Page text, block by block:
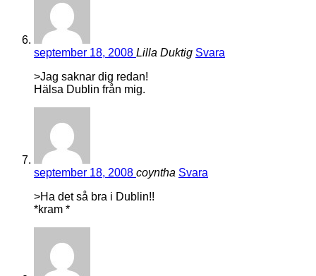
september 18, 2008 Lilla Duktig Svara
>Jag saknar dig redan!
Hälsa Dublin från mig.
september 18, 2008 coyntha Svara
>Ha det så bra i Dublin!!
*kram *